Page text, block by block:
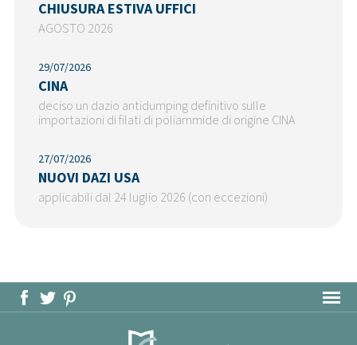
CHIUSURA ESTIVA UFFICI
AGOSTO 2026
29/07/2026
CINA
deciso un dazio antidumping definitivo sulle
importazioni di filati di poliammide di origine CINA
27/07/2026
NUOVI DAZI USA
applicabili dal 24 luglio 2026 (con eccezioni)